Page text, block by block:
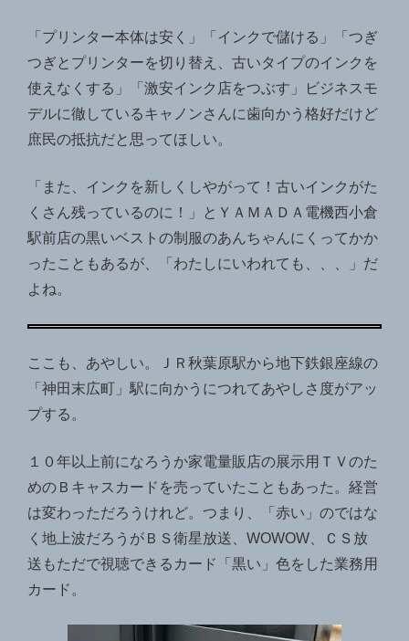
「プリンター本体は安く」「インクで儲ける」「つぎ
つぎとプリンターを切り替え、古いタイプのインクを
使えなくする」「激安インク店をつぶす」ビジネスモ
デルに徹しているキャノンさんに歯向かう格好だけど
庶民の抵抗だと思ってほしい。
「また、インクを新しくしやがって！古いインクがた
くさん残っているのに！」とＹＡＭＡＤＡ電機西小倉
駅前店の黒いベストの制服のあんちゃんにくってかか
ったこともあるが、「わたしにいわれても、、、」だ
よね。
ここも、あやしい。ＪＲ秋葉原駅から地下鉄銀座線の
「神田末広町」駅に向かうにつれてあやしさ度がアッ
プする。
１０年以上前になろうか家電量販店の展示用ＴＶのた
めのＢキャスカードを売っていたこともあった。経営
は変わっただろうけれど。つまり、「赤い」のではな
く地上波だろうがＢＳ衛星放送、WOWOW、ＣＳ放
送もただで視聴できるカード「黒い」色をした業務用
カード。